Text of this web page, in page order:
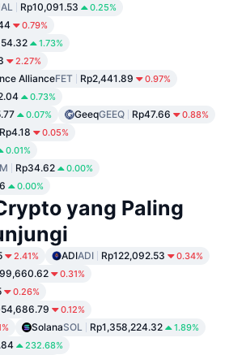
Rp10,091.53 0.25%
0.79%
1.73%
2.27%
AllianceFET Rp2,441.89 0.97%
0.73%
0.07% GeeqGEEQ Rp47.66 0.88%
Rp4.18 0.05%
0.01%
Rp34.62 0.00%
0.00%
yang Paling
2.41% ADIADI Rp122,092.53 0.34%
0.31%
0.26%
0.12%
SolanaSOL Rp1,358,224.32 1.89%
232.68%